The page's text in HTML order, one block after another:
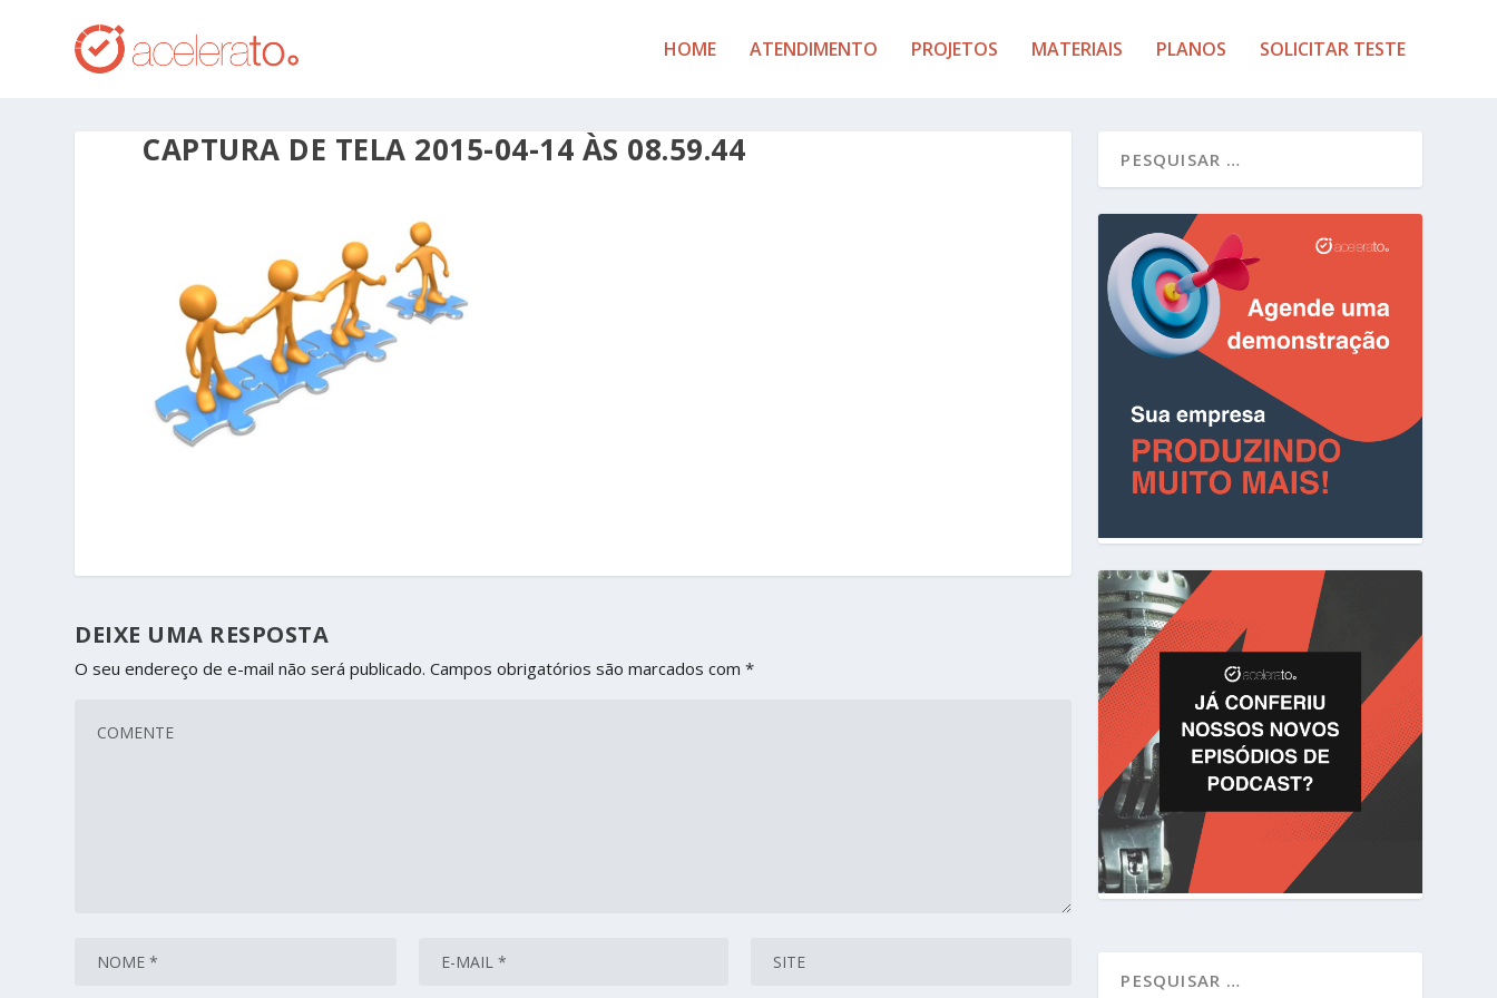
HOME ATENDIMENTO PROJETOS MATERIAIS PLANOS SOLICITAR TESTE
CAPTURA DE TELA 2015-04-14 ÀS 08.59.44
DEIXE UMA RESPOSTA
O seu endereço de e-mail não será publicado. Campos obrigatórios são marcados com*